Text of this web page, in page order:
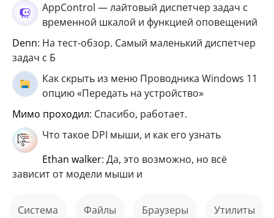
AppControl — лайтовый диспетчер задач с
временной шкалой и функцией оповещений
Denn: На тест-обзор. Самый маленький диспетчер
задач с Б
Как скрыть из меню Проводника Windows 11
опцию «Передать на устройство»
мимо проходил: Спасибо, работает.
Что такое DPI мыши, и как его узнать
ethan walker: Да, это возможно, но всё
зависит от модели мыши и
Система файлы Браузеры Утилиты